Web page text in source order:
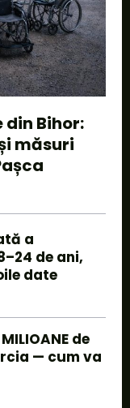
Bihor:
măsuri
a
de ani,
date
de
— cum va